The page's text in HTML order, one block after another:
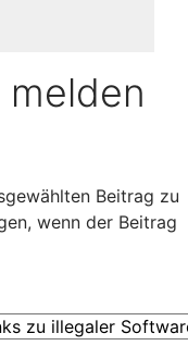
Beitrag zu
wenn der Beitrag